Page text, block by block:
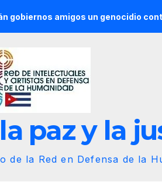
un genocidio contra Cuba? Por
paz y la
de la Red en Defensa de la